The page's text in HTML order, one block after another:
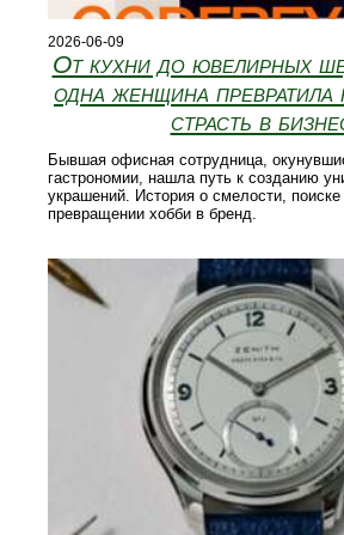
2026-06-09
От кухни до ювелирных
одна женщина превратила
страсть в
Бывшая офисная сотрудница,
гастрономии, нашла путь к созданию
украшений. История о смелости, поиске
превращении хобби в бренд.